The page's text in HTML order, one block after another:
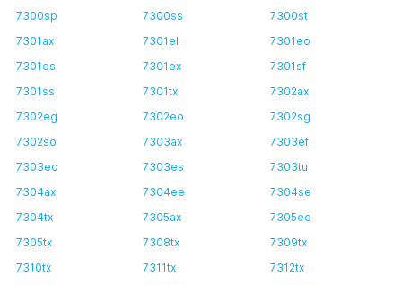
7300sp
7300ss
7300st
7301ax
7301el
7301eo
7301es
7301ex
7301sf
7301ss
7301tx
7302ax
7302eg
7302eo
7302sg
7302so
7303ax
7303ef
7303eo
7303es
7303tu
7304ax
7304ee
7304se
7304tx
7305ax
7305ee
7305tx
7308tx
7309tx
7310tx
7311tx
7312tx